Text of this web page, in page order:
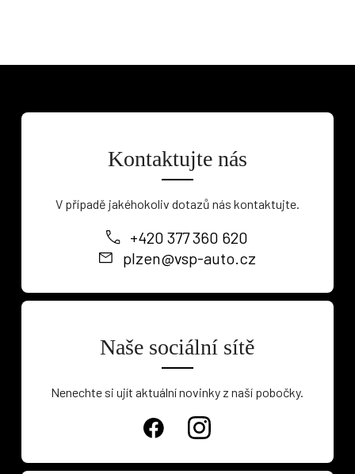
Kontaktujte nás
V případě jakéhokoliv dotazů nás kontaktujte.
+420 377 360 620
plzen@vsp-auto.cz
Naše sociální sítě
Nenechte si ujít aktuální novinky z naší pobočky.